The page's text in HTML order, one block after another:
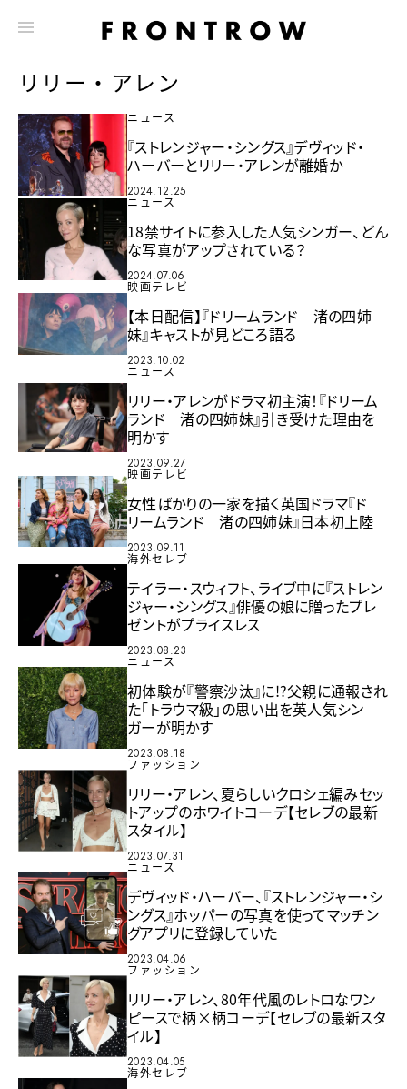
リリー・アレン
ニュース
『ストレンジャー・シングス』デヴィッド・
ハーバーとリリー・アレンが離婚か
2024.12.25
ニュース
18禁サイトに参入した人気シンガー、どん
な写真がアップされている？
2024.07.06
映画テレビ
【本日配信】『ドリームランド 渚の四姉
妹』キャストが見どころ語る
2023.10.02
ニュース
リリー・アレンがドラマ初主演！『ドリーム
ランド 渚の四姉妹』引き受けた理由を
明かす
2023.09.27
映画テレビ
女性ばかりの一家を描く英国ドラマ『ド
リームランド 渚の四姉妹』日本初上陸
2023.09.11
海外セレブ
テイラー・スウィフト、ライブ中に『ストレン
ジャー・シングス』俳優の娘に贈ったプレ
ゼントがプライスレス
2023.08.23
ニュース
初体験が『警察沙汰』に!?父親に通報され
た「トラウマ級」の思い出を英人気シン
ガーが明かす
2023.08.18
ファッション
リリー・アレン、夏らしいクロシェ編みセッ
トアップのホワイトコーデ【セレブの最新
スタイル】
2023.07.31
ニュース
デヴィッド・ハーバー、『ストレンジャー・シ
ングス』ホッパーの写真を使ってマッチン
グアプリに登録していた
2023.04.06
ファッション
リリー・アレン、80年代風のレトロなワン
ピースで柄×柄コーデ【セレブの最新スタ
イル】
2023.04.05
海外セレブ